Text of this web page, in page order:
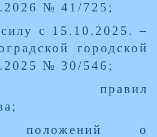
№ 41/725;
силу с 15.10.2025. –
городской
№ 30/546;
правил
положений о